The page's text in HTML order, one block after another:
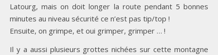
Latourg, mais on doit longer la route pendant 5 bonnes
minutes au niveau sécurité ce n’est pas tip/top !
Ensuite, on grimpe, et oui grimper, grimper … !
Il y a aussi plusieurs grottes nichées sur cette montagne